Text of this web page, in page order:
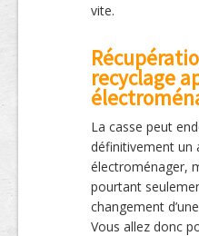
vite.
recyclage
La casse peut
définitivement un
électroménager,
pourtant
changement
Vous allez donc